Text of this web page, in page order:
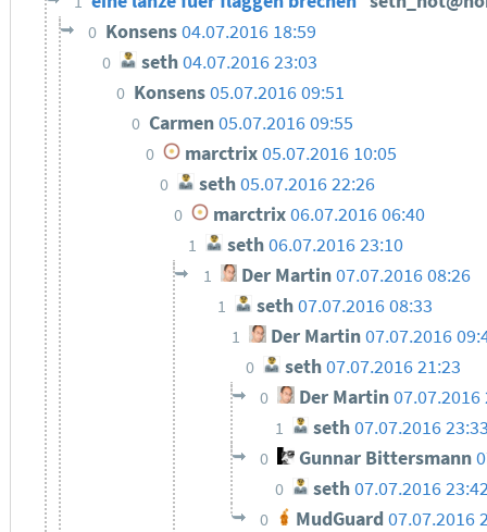
0 Konsens04.07.2016 18:59
0 seth04.07.2016 23:03
0 Konsens05.07.2016 09:51
0 Carmen05.07.2016 09:55
0 marctrix 05.07.2016 10:05
0 seth05.07.2016 22:26
0 marctrix06.07.2016 06:40
1 seth06.07.2016 23:10
1 Der Martin07.07.2016 08:26
1 seth 07.07.2016 08:33
1 Der Martin07.07.2016
0 seth07.07.2016 21:23
0 Der Martin07.07.2016
1 seth07.07.2016
0 Gunnar Bittersmann
0 seth07.07.2016
0 MudGuard 07.07.2016